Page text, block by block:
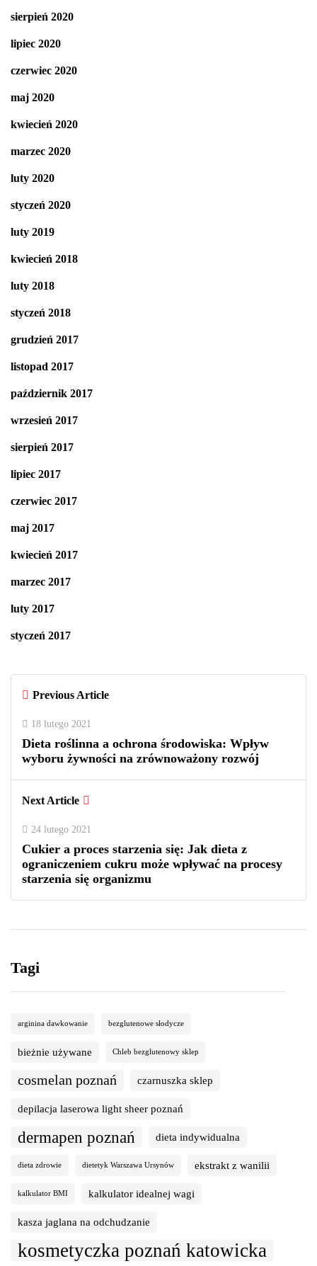
sierpień 2020
lipiec 2020
czerwiec 2020
maj 2020
kwiecień 2020
marzec 2020
luty 2020
styczeń 2020
luty 2019
kwiecień 2018
luty 2018
styczeń 2018
grudzień 2017
listopad 2017
październik 2017
wrzesień 2017
sierpień 2017
lipiec 2017
czerwiec 2017
maj 2017
kwiecień 2017
marzec 2017
luty 2017
styczeń 2017
Previous Article
18 lutego 2021
Dieta roślinna a ochrona środowiska: Wpływ
wyboru żywności na zrównoważony rozwój
Next Article
24 lutego 2021
Cukier a proces starzenia się: Jak dieta z
ograniczeniem cukru może wpływać na procesy
starzenia się organizmu
Tagi
arginina dawkowanie bezglutenowe słodycze
bieżnie używane Chleb bezglutenowy sklep
cosmelan poznań czarnuszka sklep
depilacja laserowa light sheer poznań
dermapen poznań dieta indywidualna
dieta zdrowie dietetyk Warszawa Ursynów ekstrakt z wanilii
kalkulator BMI kalkulator idealnej wagi
kasza jaglana na odchudzanie
kosmetyczka poznań katowicka